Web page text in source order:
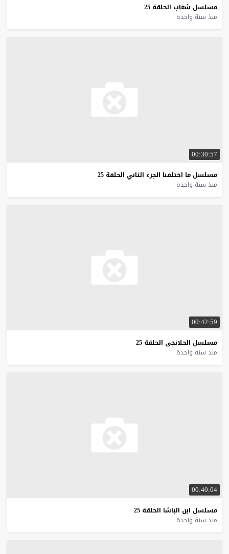
مسلسل شغاب الحلقة 25
منذ سنة واحدة
00:30:57
مسلسل ما اختلفنا الجزء الثاني الحلقة 25
منذ سنة واحدة
00:42:59
مسلسل الحلانجي الحلقة 25
منذ سنة واحدة
00:40:04
مسلسل ابن الباشا الحلقة 25
منذ سنة واحدة